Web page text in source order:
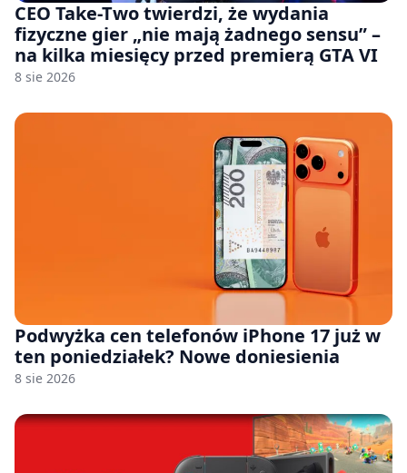
CEO Take-Two twierdzi, że wydania
fizyczne gier „nie mają żadnego sensu” –
na kilka miesięcy przed premierą GTA VI
8 sie 2026
Podwyżka cen telefonów iPhone 17 już w
ten poniedziałek? Nowe doniesienia
8 sie 2026